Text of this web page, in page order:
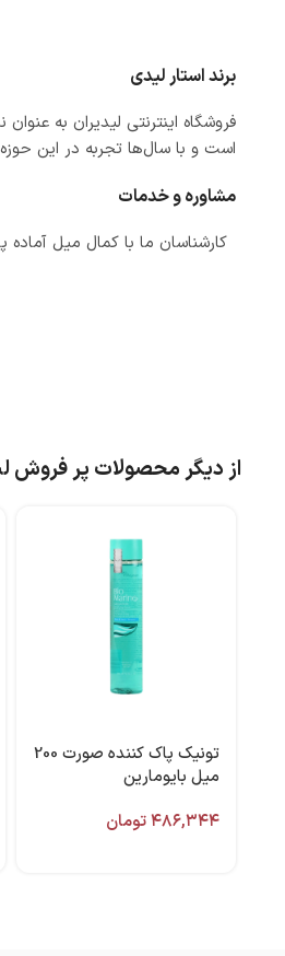
برند استار لیدی
فروشگاه اینترنتی لیدیران به
است و با سال‌ها تجربه در این
مشاوره و خدمات
از دیگر محصولات پر فروش
تونیک پاک کننده صورت 200
میل بایومارین
۴۸۶,۳۴۴تومان